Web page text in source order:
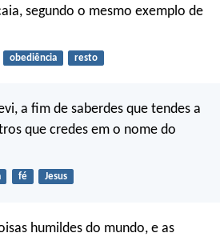
segundo o mesmo exemplo de
obediência resto
a fim de saberdes que tendes a
que credes em o nome do
fé Jesus
humildes do mundo, e as